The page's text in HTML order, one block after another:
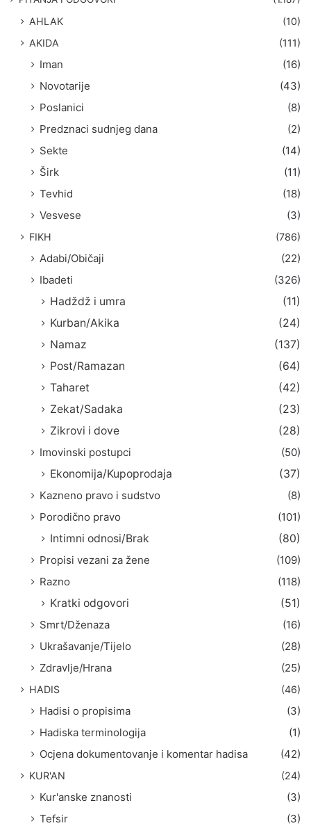
AHLAK
(10)
AKIDA
(111)
Iman
(16)
Novotarije
(43)
Poslanici
(8)
Predznaci sudnjeg dana
(2)
Sekte
(14)
Širk
(11)
Tevhid
(18)
Vesvese
(3)
FIKH (786)
Adabi/Običaji
(22)
Ibadeti
(326)
Hadždž i umra
(11)
Kurban/Akika
(24)
Namaz
(137)
Post/Ramazan
(64)
Taharet
(42)
Zekat/Sadaka
(23)
Zikrovi i dove
(28)
Imovinski postupci
(50)
Ekonomija/Kupoprodaja
(37)
Kazneno pravo i sudstvo
(8)
Porodično pravo
(101)
Intimni odnosi/Brak
(80)
Propisi vezani za žene
(109)
Razno
(118)
Kratki odgovori
(51)
Smrt/Dženaza
(16)
Ukrašavanje/Tijelo
(28)
Zdravlje/Hrana
(25)
HADIS (46)
Hadisi o propisima
(3)
Hadiska terminologija
(1)
Ocjena dokumentovanje i komentar hadisa
(42)
KUR'AN (24)
Kur'anske znanosti
(3)
Tefsir
(3)